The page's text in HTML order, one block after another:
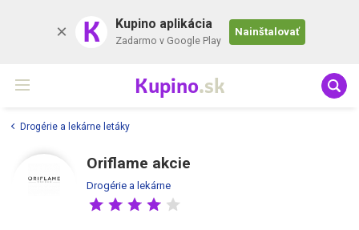
K Kupino aplikácia
Zadarmo v Google Play
Nainštalovať
Kupino.sk
Drogérie a lekárne letáky
Oriflame akcie
Drogérie a lekárne